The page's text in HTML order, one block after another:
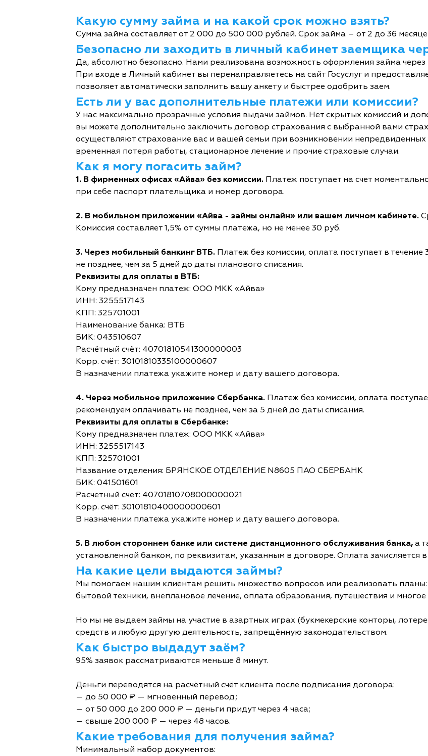
Какую сумму займа и на какой срок можно взять?
Сумма займа составляет от 2 000 до 500 000 рублей. Срок займа – от 2 до 36
Безопасно ли заходить в личный кабинет заемщика
Да, абсолютно безопасно. Нами реализована возможность оформления займа через
При входе в Личный кабинет вы перенаправляетесь на сайт Госуслуг и
позволяет автоматически заполнить вашу анкету и быстрее одобрить заем.
Есть ли у вас дополнительные платежи или комиссии?
У нас максимально прозрачные условия выдачи займов. Нет скрытых комиссий и
вы можете дополнительно заключить договор страхования с выбранной вами
осуществляют страхование вас и вашей семьи при возникновении непредвиденных
временная потеря работы, стационарное лечение и прочие страховые случаи.
Как я могу погасить займ?
1. В фирменных офисах «Айва» без комиссии. Платеж поступает на счет
при себе паспорт плательщика и номер договора.
2. В мобильном приложении «Айва - займы онлайн» или вашем личном кабинете.
Комиссия составляет 1,5% от суммы платежа, но не менее 30 руб.
3. Через мобильный банкинг ВТБ. Платеж без комиссии, оплата поступает в
не позднее, чем за 5 дней до даты планового списания.
Реквизиты для оплаты в ВТБ:
Кому предназначен платеж: ООО МКК «Айва»
ИНН: 3255517143
КПП: 325701001
Наименование банка: ВТБ
БИК: 043510607
Расчётный счёт: 40701810541300000003
Корр. счёт: 30101810335100000607
В назначении платежа укажите номер и дату вашего договора.
4. Через мобильное приложение Сбербанка. Платеж без комиссии, оплата
рекомендуем оплачивать не позднее, чем за 5 дней до даты списания.
Реквизиты для оплаты в Сбербанке:
Кому предназначен платеж: ООО МКК «Айва»
ИНН: 3255517143
КПП: 325701001
Название отделения: БРЯНСКОЕ ОТДЕЛЕНИЕ N8605 ПАО СБЕРБАНК
БИК: 041501601
Расчетный счет: 40701810708000000021
Корр. счёт: 30101810400000000601
В назначении платежа укажите номер и дату вашего договора.
5. В любом стороннем банке или системе дистанционного обслуживания банка, а
установленной банком, по реквизитам, указанным в договоре. Оплата зачисляется
На какие цели выдаются займы?
Мы помогаем нашим клиентам решить множество вопросов или реализовать
бытовой техники, внеплановое лечение, оплата образования, путешествия и многое
Но мы не выдаем займы на участие в азартных играх (букмекерские конторы,
средств и любую другую деятельность, запрещённую законодательством.
Как быстро выдадут заём?
95% заявок рассматриваются меньше 8 минут.
Деньги переводятся на расчётный счёт клиента после подписания договора:
— до 50 000 ₽ — мгновенный перевод;
— от 50 000 до 200 000 ₽ — деньги придут через 4 часа;
— свыше 200 000 ₽ — через 48 часов.
Какие требования для получения займа?
Минимальный набор документов: